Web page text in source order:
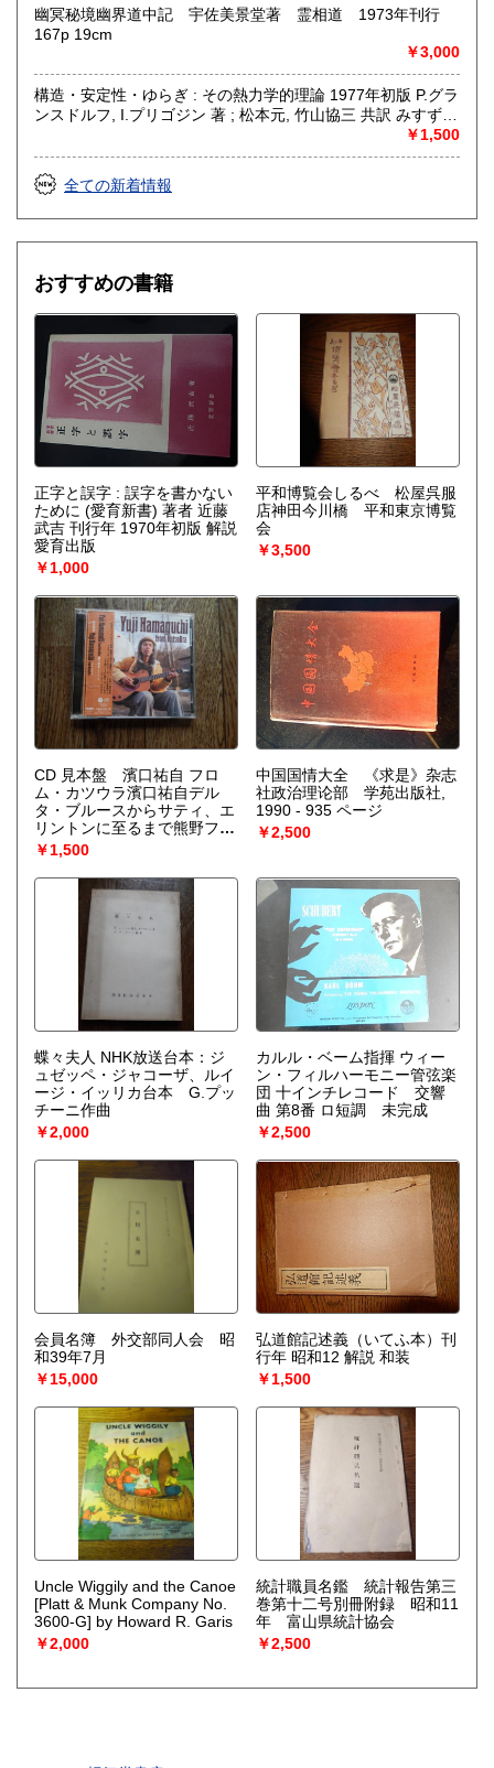
幽冥秘境幽界道中記 宇佐美景堂著 霊相道 1973年刊行
167p 19cm
￥3,000
構造・安定性・ゆらぎ : その熱力学的理論 1977年初版 P.グラ
ンスドルフ, I.プリゴジン 著 ; 松本元, 竹山協三 共訳 みすず書
房〈熱力学の方法を、平衡はもとより非線形性や不安定性を
も含むあらゆる現象へ拡張できないであろうか？ ……新し
い「構造」は常に不安定性の結果として出現する。すなわち
それはゆらぎから生じるものである。ふつうはゆらぎが生じ
びつけ、ゆらぎの巨視的理論を包含する一般化された熱力学
を作り上げなくてはならない。〉散逸構造の理論で、1977
年、ノーベル化学賞を受賞したプリゴジンの、グランスドル
フとの共著による初期の著作。開放系に現れる構造の問題
を、非平衡熱力学の立場から、物理学、化学、生物学につい
て、統一的な観点からの説明を試みる。
￥1,500
全ての新着情報
おすすめの書籍
正字と誤字 : 誤字を書かない
ために (愛育新書) 著者 近藤
武吉 刊行年 1970年初版 解説
愛育出版
￥1,000
平和博覧会しるべ 松屋呉服
店神田今川橋 平和東京博覧
会
￥3,500
CD 見本盤 濱口祐自 フロ
ム・カツウラ濱口祐自デル
タ・ブルースからサティ、エ
リントンに至るまで熊野フィ
ーリングたっぷりに演奏する
異能のギタリスト。80年代：
遠洋マグロ漁船に乗りパプア
ニューギニアに行く。勝浦漁
港の古い民家を、自らの手で
切り出した竹を使ってクラブ
に改造、12年間経営と演奏。
90年代：ヨーロッパ(ドイ
ツ、スイス、オランダ、フラ
ンス)の各地でストリート演
奏の旅を行う。98年ソロギタ
Dream」発表。2001年 東
京青山での全国フィンガーピ
ッキングギターコンテストに
於いて会場投票1位のオーデ
ンエンス賞獲得。2013年
久保田麻琴プロデュースでア
ルバム制作開始。渋谷のライ
ブハウス、SARAVAH東京で
の10月ショウケースと明けて
1月の2度目では記録的な観客
動員を果たす。2014年6月、
久保田麻琴プロデュースによ
るメジャー・デビュー・アル
バム『Yuji Hamaguchi from
KatsuUra』を日本コロムビア
在に新聞・雑誌・ラジオ・テ
レビで話題沸騰となる。11月
にはテレビ朝日「題名のない
音楽会」に出演し大反響。
2015年7月にセカンドアルバ
ム『Yuji Hamaguchi Going
Home』をリリース。
￥1,500
中国国情大全 《求是》杂志
社政治理论部 学苑出版社,
1990 - 935 ページ
￥2,500
蝶々夫人 NHK放送台本：ジ
ュゼッペ・ジャコーザ、ルイ
ージ・イッリカ台本 G.プッ
チーニ作曲
￥2,000
カルル・ベーム指揮 ウィー
ン・フィルハーモニー管弦楽
団 十インチレコード 交響
曲 第8番 ロ短調 未完成
￥2,500
会員名簿 外交部同人会 昭
和39年7月
￥15,000
弘道館記述義（いてふ本）刊
行年 昭和12 解説 和装
￥1,500
Uncle Wiggily and the Canoe
[Platt & Munk Company No.
3600-G] by Howard R. Garis
￥2,000
統計職員名鑑 統計報告第三
巻第十二号別冊附録 昭和11
年 富山県統計協会
￥2,500